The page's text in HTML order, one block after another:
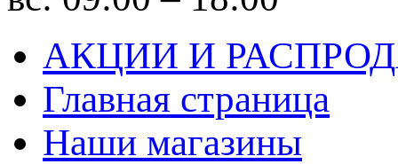
АКЦИИ И
Главная страница
Наши магазины